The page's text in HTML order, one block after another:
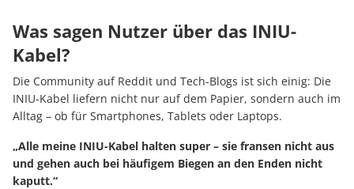
Was sagen Nutzer über das INIU-
Kabel?
Die Community auf Reddit und Tech-Blogs ist sich einig: Die
INIU-Kabel liefern nicht nur auf dem Papier, sondern auch im
Alltag – ob für Smartphones, Tablets oder Laptops.
„Alle meine INIU-Kabel halten super – sie fransen nicht aus
und gehen auch bei häufigem Biegen an den Enden nicht
kaputt.“